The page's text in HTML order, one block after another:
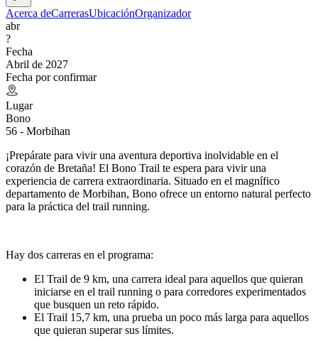
Acerca deCarrerasUbicaciónOrganizador
abr
?
Fecha
Abril de 2027
Fecha por confirmar
Lugar
Bono
56 - Morbihan
¡Prepárate para vivir una aventura deportiva inolvidable en el
corazón de Bretaña! El Bono Trail te espera para vivir una
experiencia de carrera extraordinaria. Situado en el magnífico
departamento de Morbihan, Bono ofrece un entorno natural perfecto
para la práctica del trail running.
Hay dos carreras en el programa:
El Trail de 9 km, una carrera ideal para aquellos que quieran
iniciarse en el trail running o para corredores experimentados
que busquen un reto rápido.
El Trail 15,7 km, una prueba un poco más larga para aquellos
que quieran superar sus límites.